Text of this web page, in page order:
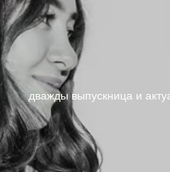
дважды выпускница и